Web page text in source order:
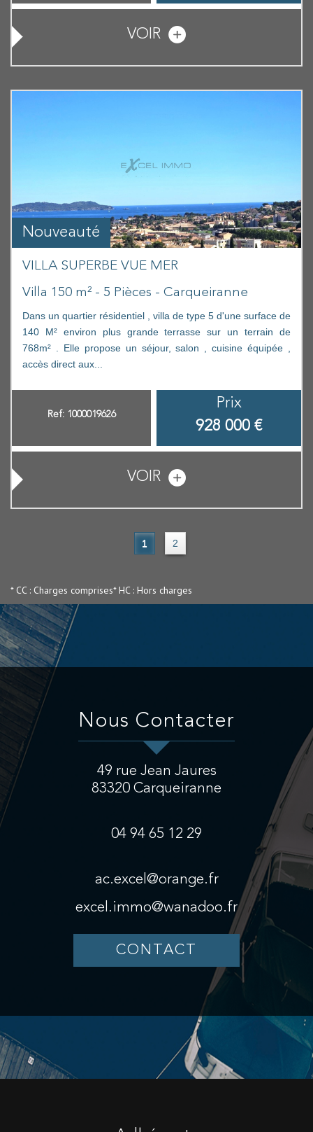
VOIR
Nouveauté
VILLA SUPERBE VUE MER
Villa 150 m² - 5 Pièces - Carqueiranne
Dans un quartier résidentiel , villa de type 5 d'une surface de
140 M² environ plus grande terrasse sur un terrain de
768m² . Elle propose un séjour, salon , cuisine équipée ,
accès direct aux...
Ref: 1000019626
Prix
928 000 €
VOIR
1 2
* CC : Charges comprises* HC : Hors charges
Nous Contacter
49 rue Jean Jaures
83320 Carqueiranne
04 94 65 12 29
ac.excel@orange.fr
excel.immo@wanadoo.fr
CONTACT